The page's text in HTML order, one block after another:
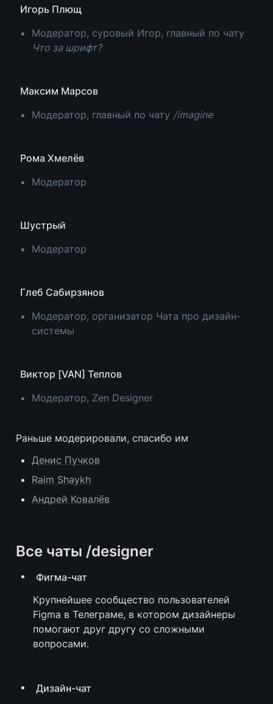
Игорь Плющ
Что за шрифт?
Максим Марсов
Модератор, главный по чату /imagine
Рома Хмелёв
Модератор
Шустрый
Модератор
Глеб Сабирзянов
Модератор, организатор Чата про дизайн-
системы
Виктор [VAN] Теплов
Модератор, Zen Designer
Раньше модерировали, спасибо им
Денис Пучков
Raim Shaykh
Андрей Ковалёв
Все чаты /designer
Фигма-чат
Крупнейшее сообщество пользователей
Figma в Телеграме, в котором дизайнеры
помогают друг другу со сложными
вопросами.
Дизайн-чат